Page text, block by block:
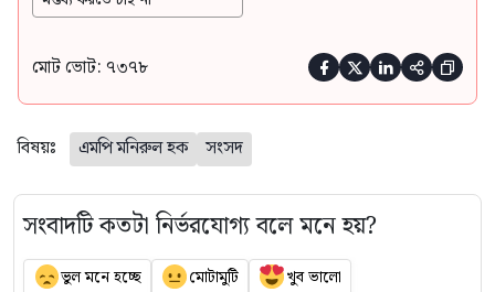
মোট ভোট: ৭৩৭৮     
বিষয়ঃ এমপি মনিরুল হক সংসদ
সংবাদটি কতটা নির্ভরযোগ্য বলে মনে হয়?
ভুল মনে হচ্ছে মোটামুটি খুব ভালো